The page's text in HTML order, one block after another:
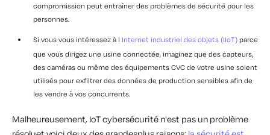
compromission peut entraîner des problèmes de sécurité pour les
personnes.
Si vous vous intéressez à l Internet industriel des objets (IIoT) parce
que vous dirigez une usine connectée, imaginez que des capteurs,
des caméras ou même des équipements CVC de votre usine soient
utilisés pour exfiltrer des données de production sensibles afin de
les vendre à vos concurrents.
Malheureusement, IoTcybersécurité n'est pas un problème